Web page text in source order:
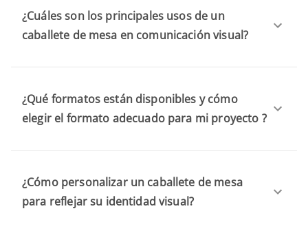
¿Cuáles son los principales usos de un
caballete de mesa en comunicación visual?
¿Qué formatos están disponibles y cómo
elegir el formato adecuado para mi proyecto ?
¿Cómo personalizar un caballete de mesa
para reflejar su identidad visual?